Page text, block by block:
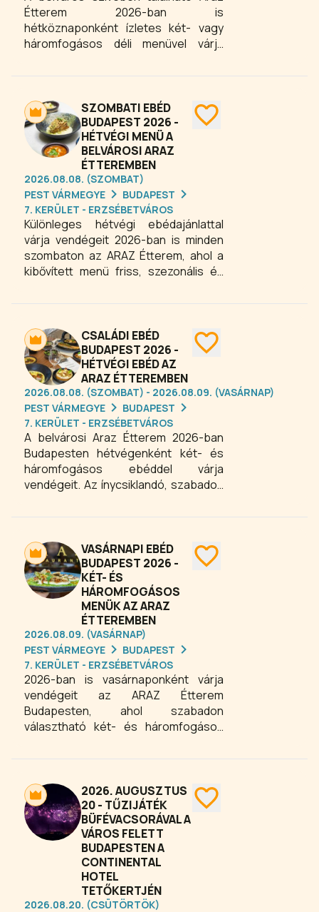
Étterem 2026-ban is
hétköznaponként ízletes két- vagy
háromfogásos déli menüvel várja
ebédmenü tökéletes választás
minőségi gasztronómiai élménnyel
szeretnék megszakítani a mozgalmas
hétköznapokat Budapesten. Élvezze
a friss alapanyagokból készült
változatos fogásokat egy hangulatos
belvárosi étteremben, és töltődjön fel
energiával a nap további részére.
SZOMBATI EBÉD
BUDAPEST 2026 -
HÉTVÉGI MENÜ A
BELVÁROSI ARAZ
ÉTTEREMBEN
2026.08.08. (SZOMBAT)
PEST VÁRMEGYE
BUDAPEST
7. KERÜLET - ERZSÉBETVÁROS
Különleges hétvégi ebédajánlattal
várja vendégeit 2026-ban is minden
szombaton az ARAZ Étterem, ahol a
kibővített menü friss, szezonális és
hétvégi gasztronómiai élményt. A
étterem ideális választás mindazok
számára, akik egy hangulatos
környezetben szeretnének minőségi
ebédet fogyasztani. A szombati
menüajánlat a gasztronómia
szerelmeseinek nyújt változatos és
különleges élményeket.
CSALÁDI EBÉD
BUDAPEST 2026 -
HÉTVÉGI EBÉD AZ
ARAZ ÉTTEREMBEN
2026.08.08. (SZOMBAT) - 2026.08.09. (VASÁRNAP)
PEST VÁRMEGYE
BUDAPEST
7. KERÜLET - ERZSÉBETVÁROS
A belvárosi Araz Étterem 2026-ban
Budapesten hétvégenként két- és
háromfogásos ebéddel várja
vendégeit. Az ínycsiklandó, szabadon
biztosít, hogy mindenki ízlésének
fogásokat. Tökéletes választás
családi ebédekhez vagy baráti
összejövetelekhez, ahol a változatos
és friss alapanyagokból készült
ételek garantálják az élménydús
gasztronómiai pillanatokat
Budapesten.
VASÁRNAPI EBÉD
BUDAPEST 2026 -
KÉT- ÉS
HÁROMFOGÁSOS
MENÜK AZ ARAZ
ÉTTEREMBEN
2026.08.09. (VASÁRNAP)
PEST VÁRMEGYE
BUDAPEST
7. KERÜLET - ERZSÉBETVÁROS
2026-ban is vasárnaponként várja
vendégeit az ARAZ Étterem
Budapesten, ahol szabadon
választható két- és háromfogásos
vendégek háromféle leves, ötféle
válogathatják össze az ízlésüknek
leginkább megfelelő aktuális
ebédjüket. Élvezze a friss, ízletes
fogásokat és változatos menüsort
Budapesten minden vasárnap az
ARAZ Étteremben – tökéletes
program családi vagy baráti
ebédekhez!
2026. AUGUSZTUS
20 - TŰZIJÁTÉK
BÜFÉVACSORÁVAL A
VÁROS FELETT
BUDAPESTEN A
CONTINENTAL
HOTEL
TETŐKERTJÉN
2026.08.20. (CSÜTÖRTÖK)